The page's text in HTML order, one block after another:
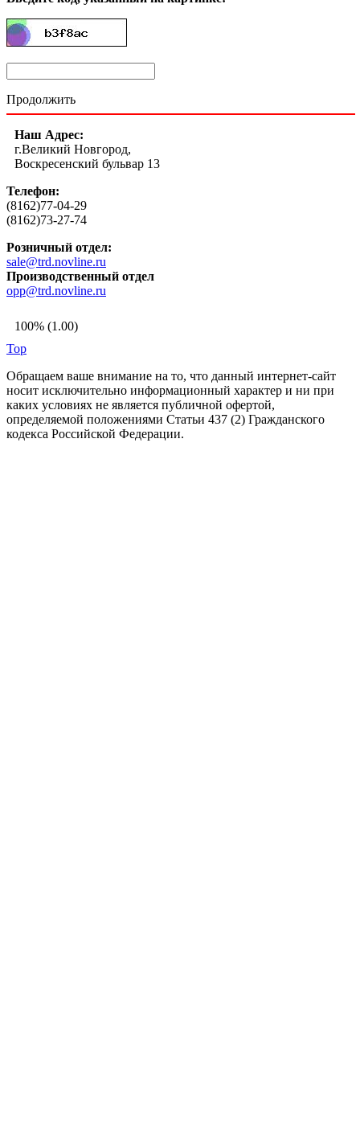
Продолжить
Наш Адрес:
г.Великий Новгород,
Воскресенский бульвар 13
Телефон:
(8162)77-04-29
(8162)73-27-74
Розничный отдел:
sale@trd.novline.ru
Производственный отдел
opp@trd.novline.ru
100% (1.00)
Top
Обращаем ваше внимание на то, что данный интернет-сайт
носит исключительно информационный характер и ни при
каких условиях не является публичной офертой,
определяемой положениями Статьи 437 (2) Гражданского
кодекса Российской Федерации.